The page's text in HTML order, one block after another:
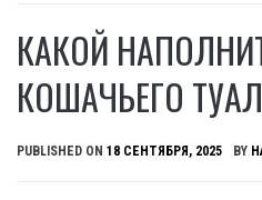
КАКОЙ
КОШАЧЬЕГО
PUBLISHED ON 18 СЕНТЯБРЯ, 2025 BY